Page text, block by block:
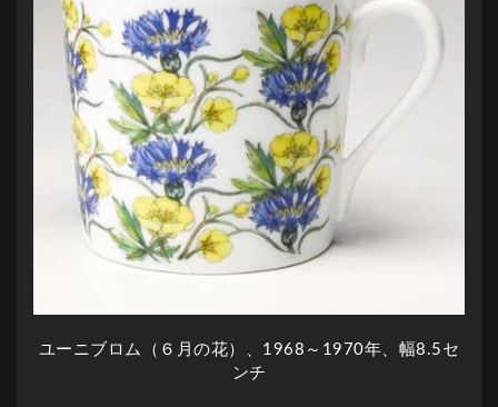
ユーニブロム（６月の花）、1968～1970年、幅8.5セ
ンチ